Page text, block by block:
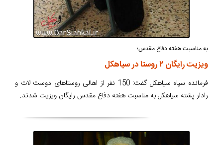
به مناسبت هفته دفاع مقدس؛
ویزیت رایگان ۲ روستا در سیاهکل
فرمانده سپاه سیاهکل گفت: 150 نفر از اهالی روستاهای دوست لات و
رادار پشته سیاهکل به مناسبت هفته دفاع مقدس رایگان ویزیت شدند.